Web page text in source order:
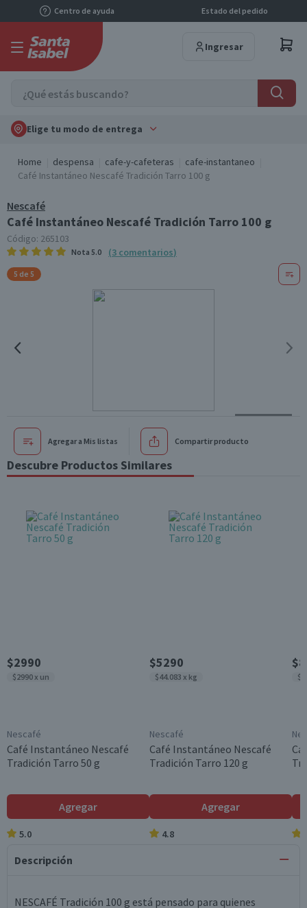
Centro de ayuda Estado del pedido
Ingresar
Elige tu modo de entrega
Home despensa cafe-y-cafeteras
cafe-instantaneo
Café Instantáneo Nescafé Tradición Tarro 100 g
Nescafé
Café Instantáneo Nescafé Tradición Tarro 100 g
Código: 265103
Nota 5.0 (3 comentarios)
5 de 5
Agregar a Mis listas Compartir producto
Descubre Productos Similares
$2990
$2990 x un
Nescafé
Café Instantáneo Nescafé
Tradición Tarro 50 g
Agregar
5.0
$5290
$44.083 x kg
Nescafé
Café Instantáneo Nescafé
Tradición Tarro 120 g
Agregar
4.8
Descripción
NESCAFÉ Tradición 100 g está pensado para quienes